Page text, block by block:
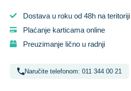
Dostava u roku od 48h na
Plaćanje karticama online
Preuzimanje lično u radnji
Naručite telefonom: 011 344 00 21